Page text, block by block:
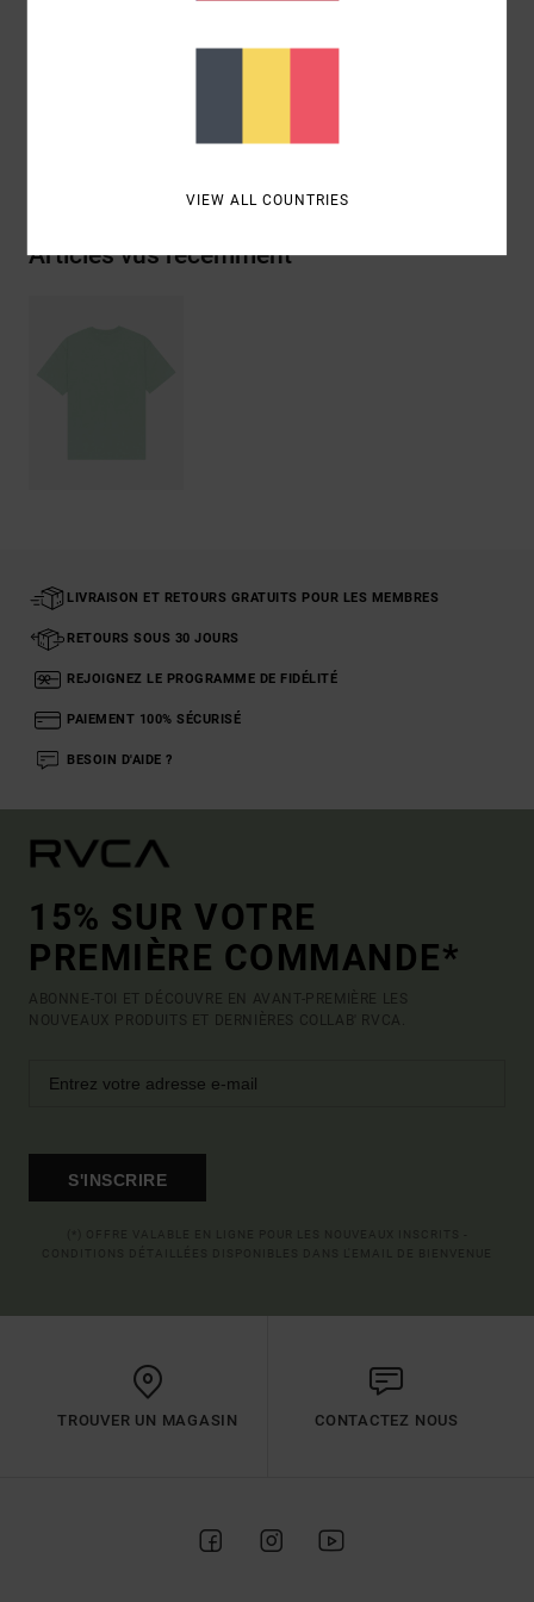
Articles vus récemment
LIVRAISON ET RETOURS GRATUITS POUR LES MEMBRES
RETOURS SOUS 30 JOURS
REJOIGNEZ LE PROGRAMME DE FIDÉLITÉ
PAIEMENT 100% SÉCURISÉ
BESOIN D'AIDE ?
15% SUR VOTRE
PREMIÈRE COMMANDE*
ABONNE-TOI ET DÉCOUVRE EN AVANT-PREMIÈRE LES
NOUVEAUX PRODUITS ET DERNIÈRES COLLAB' RVCA.
S'INSCRIRE
TROUVER UN MAGASIN CONTACTEZ NOUS
VIEW ALL COUNTRIES